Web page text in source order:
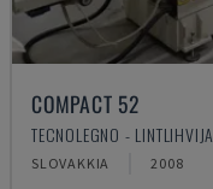
COMPACT 52
TECNOLEGNO - LINTLIHVIJA
SLOVAKKIA 2008